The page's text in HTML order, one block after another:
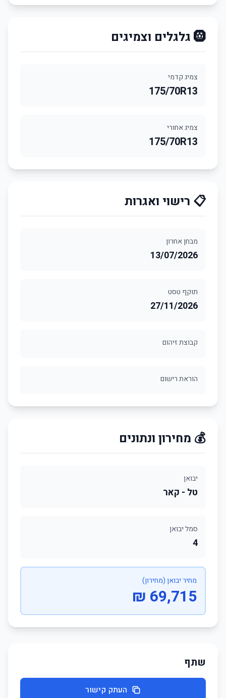
🛞 גלגלים וצמיגים
צמיג קדמי
175/70R13
צמיג אחורי
175/70R13
📋 רישוי ואגרות
מבחן אחרון
13/07/2026
תוקף טסט
27/11/2026
קבוצת זיהום
הוראת רישום
💰 מחירון ונתונים
יבואן
טל - קאר
סמל יבואן
4
מחיר יבואן (מחירון)
69,715 ₪
שתף
העתק קישור